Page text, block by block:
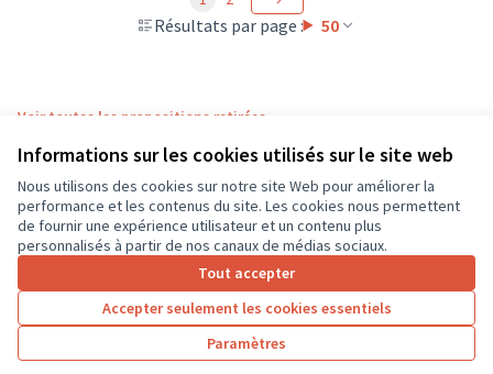
Informations sur les cookies utilisés sur le site web
Nous utilisons des cookies sur notre site Web pour améliorer la
performance et les contenus du site. Les cookies nous permettent
de fournir une expérience utilisateur et un contenu plus
personnalisés à partir de nos canaux de médias sociaux.
Tout accepter
Accepter seulement les cookies essentiels
Paramètres
Résultats par page : 50
Voir toutes les propositions retirées
Conditions d'utilisation
Paramètres des cookies
CD37 sur X
(Lien externe)
CD37 sur Facebook
CD37 sur Instagram
CD37 sur YouTube
(Lien externe)
Site réalisé grâce aulogiciel libre Decidim .
Licence
(Lien